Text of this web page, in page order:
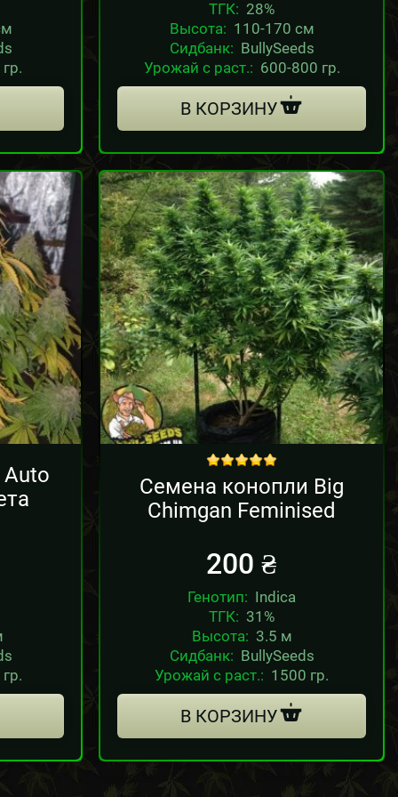
ТГК: 28%
Высота: 110-170 см
Сидбанк: BullySeeds
Урожай с раст.: 600-800 гр.
В КОРЗИНУ
Семена конопли Big
Chimgan Feminised
200₴
Генотип: Indica
ТГК: 31%
Высота: 3.5 м
Сидбанк: BullySeeds
Урожай с раст.: 1500 гр.
В КОРЗИНУ